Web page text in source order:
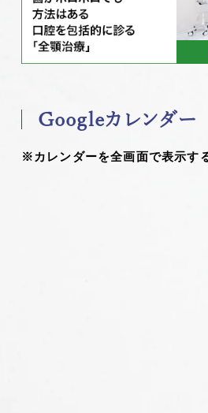
Googleカレンダー
※カレンダーを全画面で表示す